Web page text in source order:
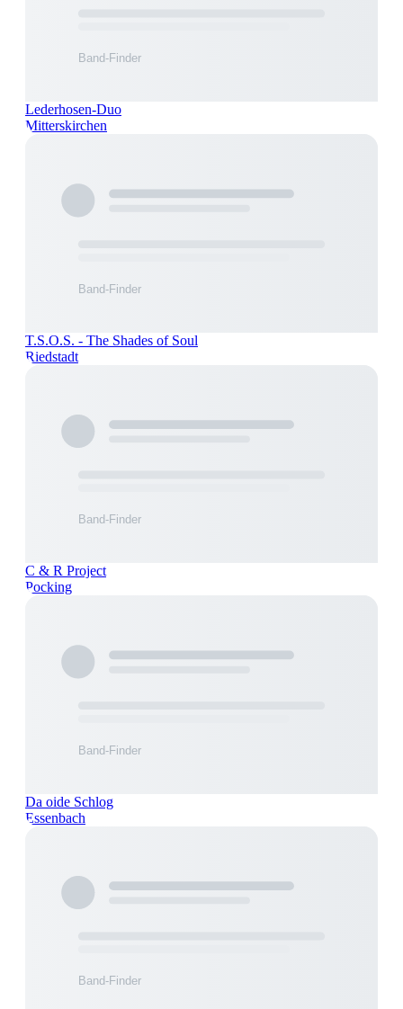
Lederhosen-Duo
Mitterskirchen
T.S.O.S. - The Shades of Soul
Riedstadt
C & R Project
Pocking
Da oide Schlog
Essenbach